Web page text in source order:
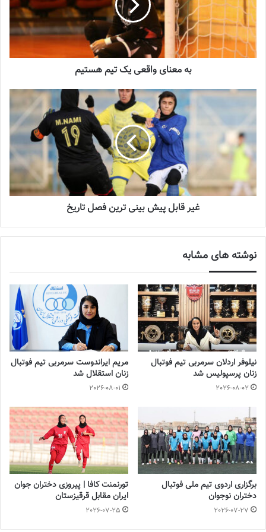
باشگاه و بازیکنان تیم است عمل کنیم و در نهایت ۳ امتیاز را کسب
کنیم.
نوشته های مشابه
چالش هاى ليست جدید تيم ملى فوتبال
زنان
2023-06-14
تازه‌ترین خبرها از درمان ۲ ملی‌پوش فوتبال
زنان
2023-12-24
دعوت آزمون از 30 بازیکن به اردوی تیم ملی
2023-03-21
2022-12-10
اردلاندر ارتباط با تغییرات زیاد تیمش در این فصل گفت: تیم ما تیم
جوانی است فکر می کنم بالای ۱۴-۱۲ بازیکنان تیم ما زیر ۲۳ سال
هستند. سعی کردیم یک تیم جوان را در کنار بازیکنان با تجربه و بومی
درست کنیم. فکر می کنم پنج بازیکن غیر بومی بیشتر نداریم که آن هم
سعی کردیم از بین جوانان کشورمان باشند که بتوانیم آنها را برای سال
تمام تلاش مان را خواهیم کرد و انشالله جواب این تلاشها را داخل زمین
مستطیل سبز بگیریم.
💻منبع:روابط عمومی باشگاه سپاهان 📸عکس:روابط عمومی باشگاه
سپاهان
◾️با فوتبالز همراه شوید
◾️فوتبالز را در اینستاگرام دنبال کنید
به معنای واقعی یک تیم هستیم
غير قابل پيش بينى ترين فصل تاريخ
نوشته های مشابه
نیلوفر اردلان سرمربی تیم فوتبال
زنان پرسپولیس شد
2026-08-02
مریم ایراندوست سرمربی تیم فوتبال
زنان استقلال شد
2026-08-01
برگزاری اردوی تیم ملی فوتبال
دختران نوجوان
2026-07-27
تورنمنت کافا | پیروزی دختران جوان
ایران مقابل قرقیزستان
2026-07-25